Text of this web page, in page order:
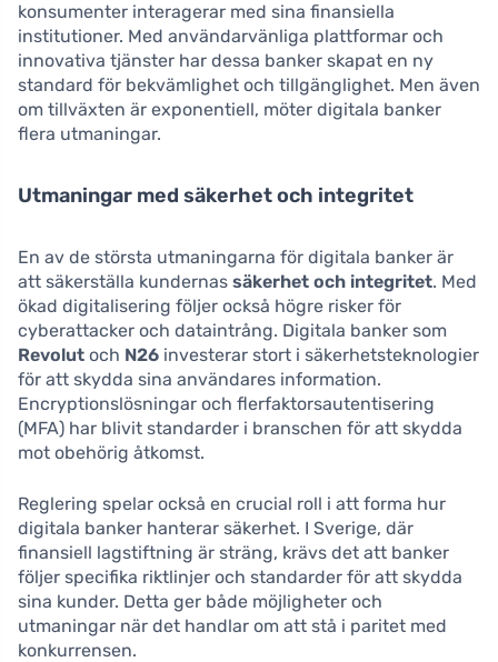
konsumenter interagerar med sina finansiella
institutioner. Med användarvänliga plattformar och
innovativa tjänster har dessa banker skapat en ny
standard för bekvämlighet och tillgänglighet. Men även
om tillväxten är exponentiell, möter digitala banker
flera utmaningar.
Utmaningar med säkerhet och integritet
En av de största utmaningarna för digitala banker är
att säkerställa kundernas säkerhet och integritet. Med
ökad digitalisering följer också högre risker för
cyberattacker och dataintrång. Digitala banker som
Revolut och N26 investerar stort i säkerhetsteknologier
för att skydda sina användares information.
Encryptionslösningar och flerfaktorsautentisering
(MFA) har blivit standarder i branschen för att skydda
mot obehörig åtkomst.
Reglering spelar också en crucial roll i att forma hur
digitala banker hanterar säkerhet. I Sverige, där
finansiell lagstiftning är sträng, krävs det att banker
följer specifika riktlinjer och standarder för att skydda
sina kunder. Detta ger både möjligheter och
utmaningar när det handlar om att stå i paritet med
konkurrensen.